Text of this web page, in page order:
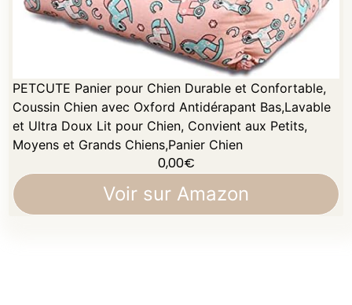
PETCUTE Panier pour Chien Durable et Confortable,
Coussin Chien avec Oxford Antidérapant Bas,Lavable
et Ultra Doux Lit pour Chien, Convient aux Petits,
Moyens et Grands Chiens,Panier Chien
0,00€
Voir sur Amazon